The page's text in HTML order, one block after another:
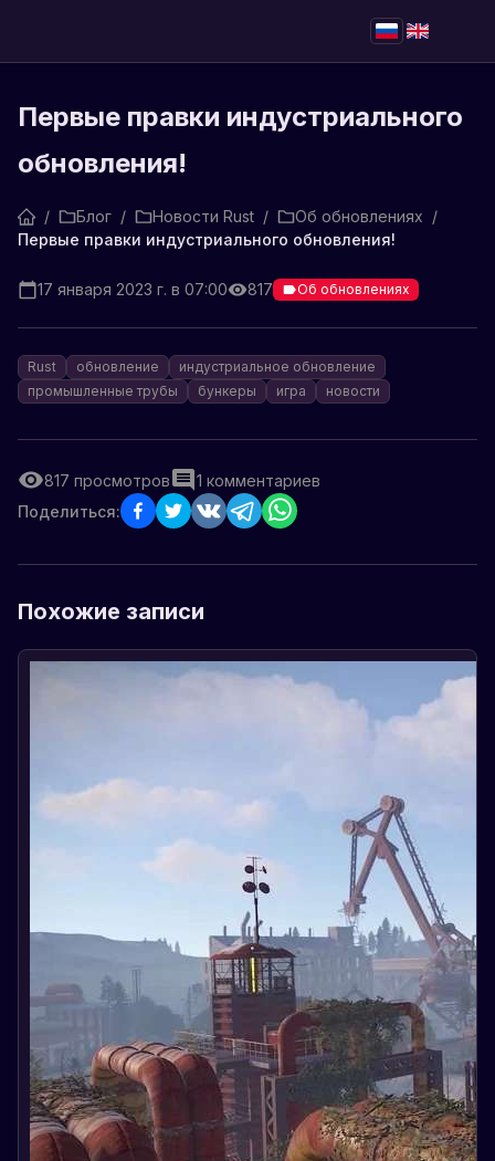
Первые правки индустриального
обновления!
/ Блог / Новости Rust / Об обновлениях /
Первые правки индустриального обновления!
17 января 2023 г. в 07:00 817 Об обновлениях
Rust обновление
индустриальное обновление
промышленные трубы
бункеры игра новости
817 просмотров 1 комментариев
Поделиться:
Похожие записи